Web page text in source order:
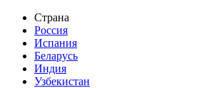
Страна
Россия
Испания
Беларусь
Индия
Узбекистан